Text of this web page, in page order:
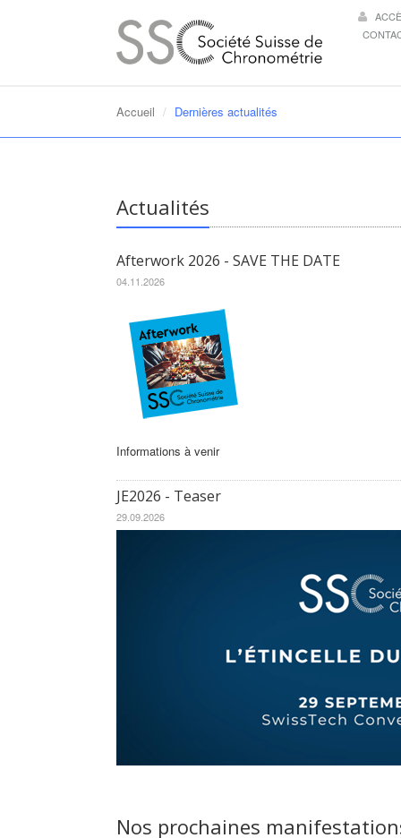
Accueil Dernières actualités
Actualités
Afterwork 2026 - SAVE THE DATE
04.11.2026
Informations à venir
JE2026 - Teaser
29.09.2026
Nos prochaines